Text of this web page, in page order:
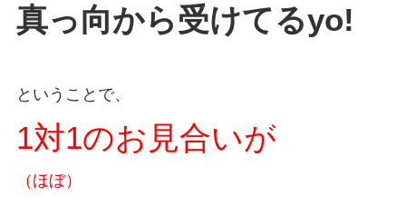
真っ向から受けてるyo!
ということで、
1対1のお見合いが
（ほぼ）